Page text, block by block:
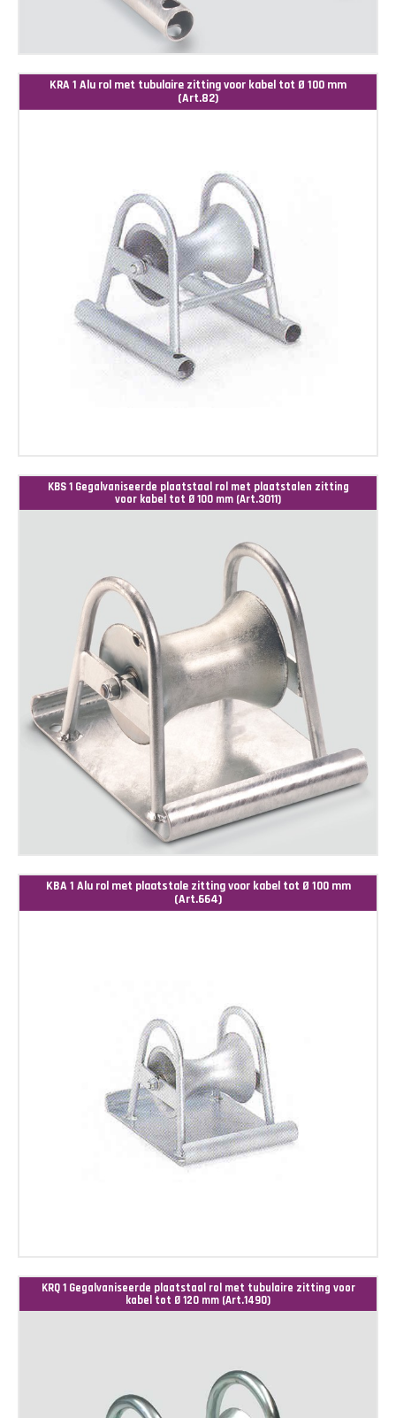
KRA 1 Alu rol met tubulaire zitting voor kabel tot Ø 100 mm
(Art.82)
KBS 1 Gegalvaniseerde plaatstaal rol met plaatstalen zitting
voor kabel tot Ø 100 mm (Art.3011)
KBA 1 Alu rol met plaatstale zitting voor kabel tot Ø 100 mm
(Art.664)
KRQ 1 Gegalvaniseerde plaatstaal rol met tubulaire zitting voor
kabel tot Ø 120 mm (Art.1490)